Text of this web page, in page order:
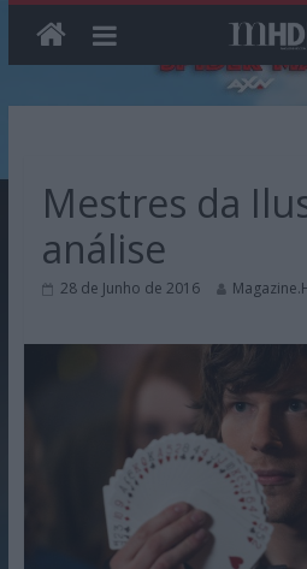
contentMestres da
análise
28 de Junho de 2016